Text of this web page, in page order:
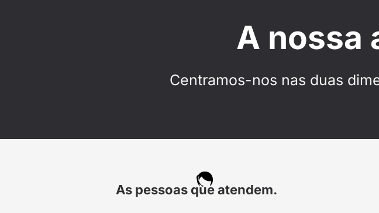
A nossa
Centramos-nos nas duas
As pessoas que atendem.